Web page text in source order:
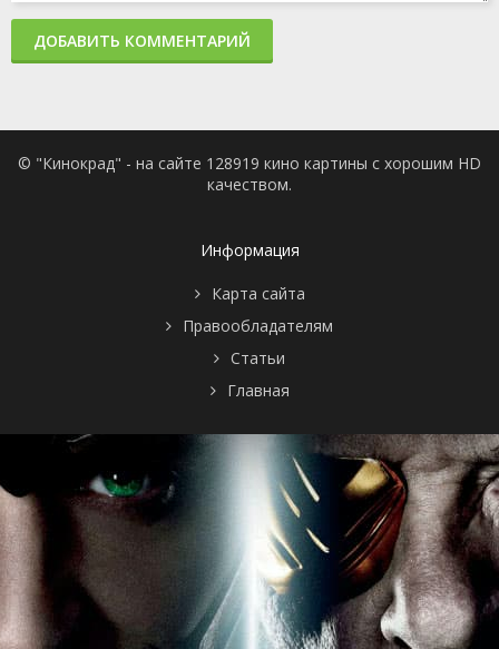
ДОБАВИТЬ КОММЕНТАРИЙ
© "Кинокрад" - на сайте 128919 кино картины с хорошим HD
качеством.
Информация
Карта сайта
Правообладателям
Статьи
Главная